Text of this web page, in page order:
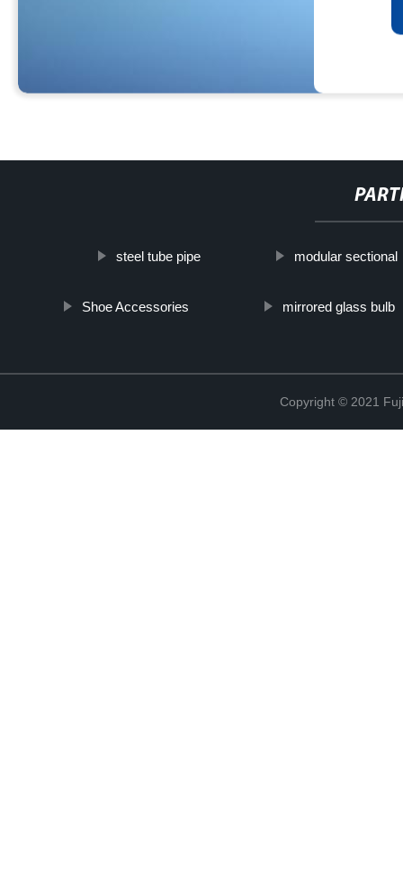
steel tube pipe modular sectional
Shoe Accessories mirrored glass bulb
Copyright © 2021